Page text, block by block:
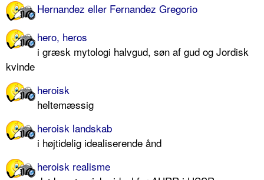
Hernandez eller Fernandez Gregorio
hero, heros
i græsk mytologi halvgud, søn af gud og Jordisk
kvinde
heroisk
heltemæssig
heroisk landskab
i højtidelig idealiserende ånd
heroisk realisme